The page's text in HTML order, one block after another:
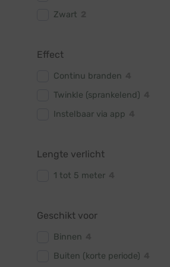
Zwart
Effect
Continu branden
Twinkle (sprankelend)
Instelbaar via app
Lengte verlicht
1 tot 5 meter
Geschikt voor
Binnen
Buiten (korte periode)